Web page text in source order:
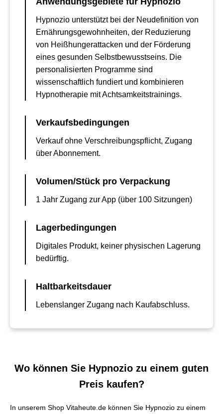
Hypnozio unterstützt bei der Neudefinition von
Ernährungsgewohnheiten, der Reduzierung
von Heißhungerattacken und der Förderung
eines gesunden Selbstbewusstseins. Die
personalisierten Programme sind
wissenschaftlich fundiert und kombinieren
Hypnotherapie mit Achtsamkeitstrainings.
Verkaufsbedingungen
Verkauf ohne Verschreibungspflicht, Zugang
über Abonnement.
Volumen/Stück pro Verpackung
1 Jahr Zugang zur App (über 100 Sitzungen)
Lagerbedingungen
Digitales Produkt, keiner physischen Lagerung
bedürftig.
Haltbarkeitsdauer
Lebenslanger Zugang nach Kaufabschluss.
Wo können Sie Hypnozio zu einem guten
Preis kaufen?
In unserem Shop Vitaheute.de können Sie Hypnozio zu einem